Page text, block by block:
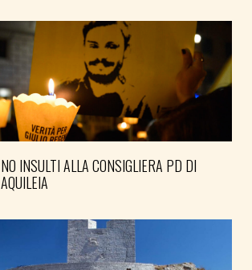
NO INSULTI ALLA CONSIGLIERA PD DI
AQUILEIA